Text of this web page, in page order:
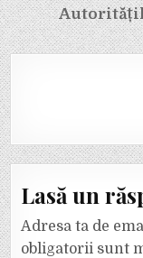
Lasă un
Adresa ta de
obligatorii sunt